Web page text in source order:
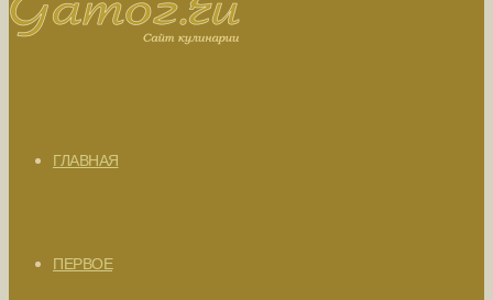
ГЛАВНАЯ
ПЕРВОЕ